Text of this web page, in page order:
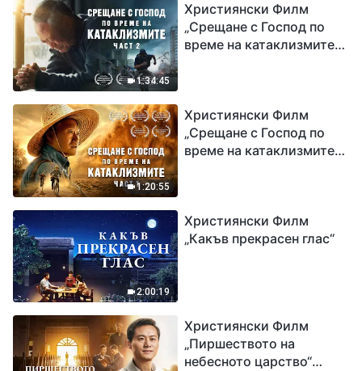
1:34:45
Християнски Филм
„Срещане с Господ по
време на катаклизмите“
1:20:55
Християнски Филм
„Срещане с Господ по
време на катаклизмите“
2:00:19
Християнски Филм
„Какъв прекрасен глас“
Християнски Филм
„Пиршеството на
небесното царство“